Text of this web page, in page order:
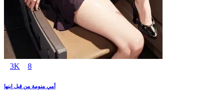
3K 8
أمي منومة من قبل ابنها